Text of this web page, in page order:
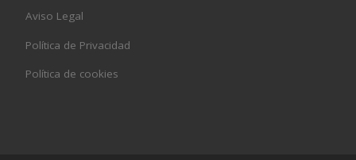
Aviso Legal
Política de Privacidad
Política de cookies